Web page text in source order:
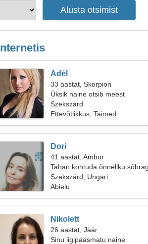
Adél
33 aastat, Skorpion
Üksik naine otsib meest
Szekszárd
Ettevõtlikkus, Taimed
Dori
41 aastat, Ambur
Tahan kohtuda õnneliku
Szekszárd, Ungari
Abielu
Nikolett
26 aastat, Jäär
Sinu ligipääsmatu naine